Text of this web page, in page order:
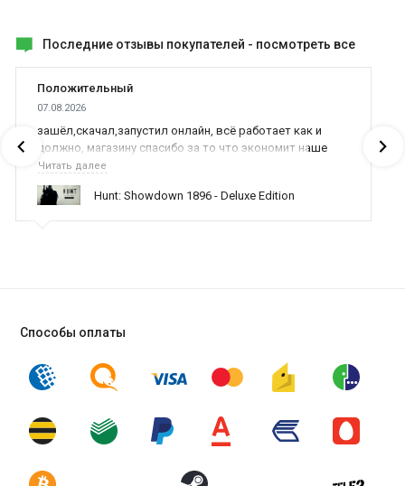
Последние отзывы покупателей - посмотреть все
Положительный
07.08.2026
зашёл,скачал,запустил онлайн, всё работает как и
должно, магазину спасибо за то что экономит наше
время,нервы и деньги, ребята вы красава оказываете
поддержку населению и походу из всех только вы и
оказываете помощь
Читать далее
Hunt: Showdown 1896 - Deluxe Edition
Способы оплаты